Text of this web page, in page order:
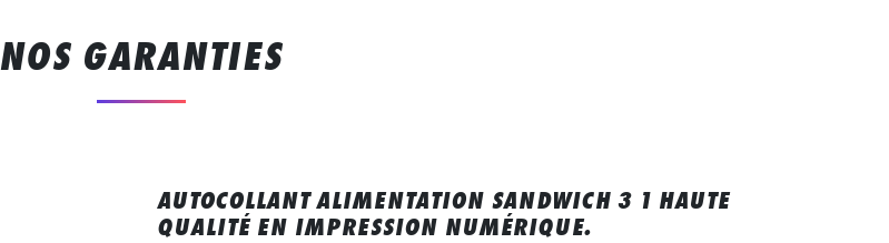
NOS GARANTIES
AUTOCOLLANT ALIMENTATION SANDWICH 3 1 HAUTE
QUALITÉ EN IMPRESSION NUMÉRIQUE.